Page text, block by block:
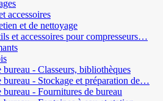
accessoires
et de nettoyage
et accessoires pour compresseurs…
bureau - Classeurs, bibliothèques
bureau - Stockage et préparation de…
bureau - Fournitures de bureau